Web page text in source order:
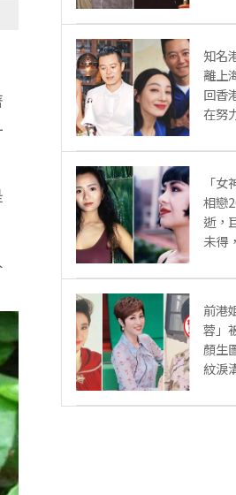
知名
離上
回香
在努
「
相戀
逝，
未得
前港
蓉」
顏生
紋淚
老」